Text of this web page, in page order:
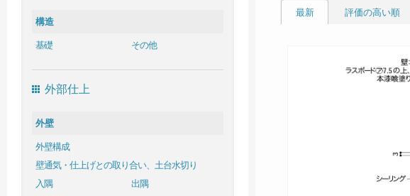
構造
基礎 その他
外部仕上
外壁
外壁構成
壁通気・仕上げとの取り合い、土台水切り
入隅
出隅
最新 評価の高い順